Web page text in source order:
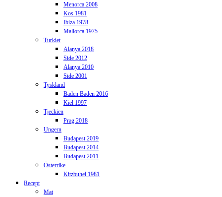
Menorca 2008
Kos 1981
Ibiza 1978
Mallorca 1975
Turkiet
Alanya 2018
Side 2012
Alanya 2010
Side 2001
Tyskland
Baden Baden 2016
Kiel 1997
Tjeckien
Prag 2018
Ungern
Budapest 2019
Budapest 2014
Budapest 2011
Österrike
Kitzbuhel 1981
Recept
Mat